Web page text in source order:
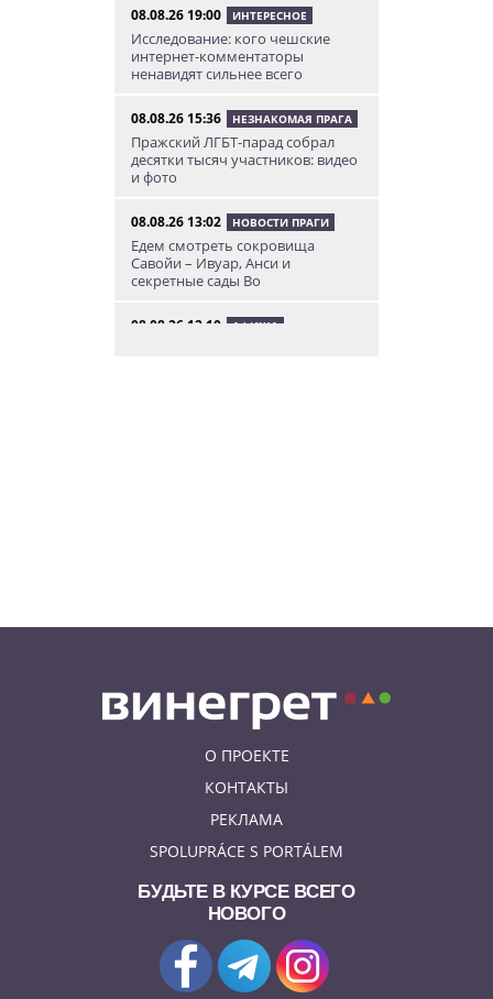
08.08.26 19:00 ИНТЕРЕСНОЕ
Исследование: кого чешские
интернет-комментаторы
ненавидят сильнее всего
08.08.26 15:36 НЕЗНАКОМАЯ ПРАГА
Пражский ЛГБТ-парад собрал
десятки тысяч участников: видео
и фото
08.08.26 13:02 НОВОСТИ ПРАГИ
Едем смотреть сокровища
Савойи – Ивуар, Анси и
секретные сады Во
08.08.26 12:10 АФИША
О ПРОЕКТЕ
КОНТАКТЫ
РЕКЛАМА
SPOLUPRÁCE S PORTÁLEM
БУДЬТЕ В КУРСЕ ВСЕГО
НОВОГО